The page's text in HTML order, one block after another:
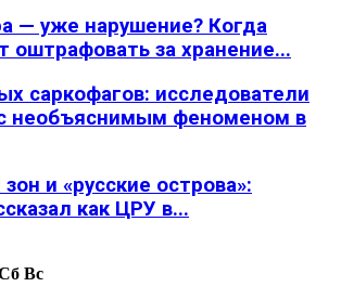
— уже нарушение? Когда
оштрафовать за хранение...
саркофагов: исследователи
необъяснимым феноменом в
и «русские острова»:
как ЦРУ в...
Вс